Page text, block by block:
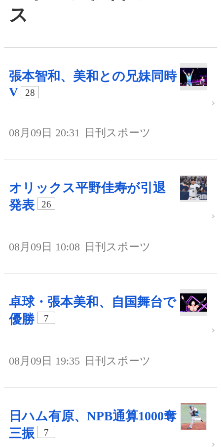
ス
張本智和、美和との兄妹同時
V
28
08月09日 20:31 日刊スポーツ
オリックス平野佳寿が引退
発表
26
08月09日 10:08 日刊スポーツ
卓球・張本美和、自国舞台で
優勝
7
08月09日 19:35 日刊スポーツ
日ハム有原、NPB通算1000奪
三振
7